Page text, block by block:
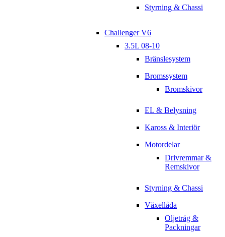
Styrning & Chassi
Challenger V6
3.5L 08-10
Bränslesystem
Bromssystem
Bromskivor
EL & Belysning
Kaross & Interiör
Motordelar
Drivremmar &
Remskivor
Styrning & Chassi
Växellåda
Oljetråg &
Packningar